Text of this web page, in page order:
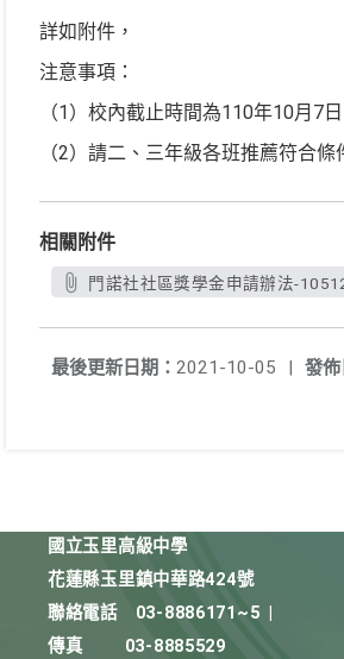
詳如附件，
注意事項：
（1）校內截止時間為110年10月7日
（2）請二、三年級各班推薦符合條
相關附件
門諾社社區獎學金申請辦法-
發佈
最後更新日期： 2021-10-05
|
國立玉里高級中學
花蓮縣玉里鎮中華路424號
聯絡電話
03-8886171~5
傳真
03-8885529